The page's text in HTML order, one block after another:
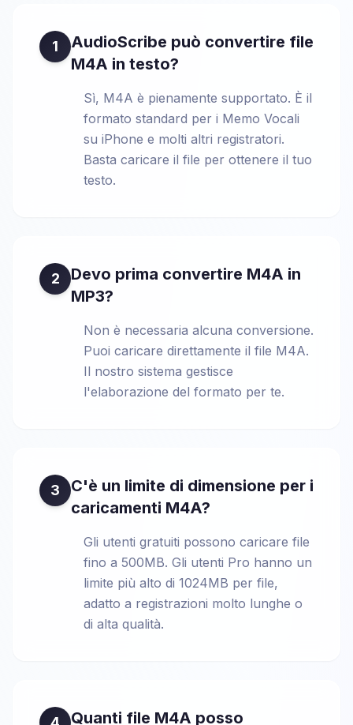
1
AudioScribe può convertire file
M4A in testo?
Sì, M4A è pienamente supportato. È il
formato standard per i Memo Vocali
su iPhone e molti altri registratori.
Basta caricare il file per ottenere il tuo
testo.
2
Devo prima convertire M4A in
MP3?
Non è necessaria alcuna conversione.
Puoi caricare direttamente il file M4A.
Il nostro sistema gestisce
l'elaborazione del formato per te.
3
C'è un limite di dimensione per i
caricamenti M4A?
Gli utenti gratuiti possono caricare file
fino a 500MB. Gli utenti Pro hanno un
limite più alto di 1024MB per file,
adatto a registrazioni molto lunghe o
di alta qualità.
Quanti file M4A posso